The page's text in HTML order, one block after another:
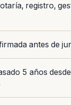
registro,
antes de
5 años